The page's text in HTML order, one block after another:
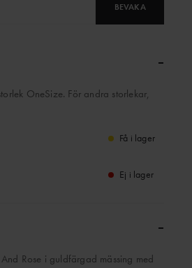
BEVAKA
–
OneSize. För andra storlekar,
Få i lager
Ej i lager
–
Rose i guldfärgad mässing med